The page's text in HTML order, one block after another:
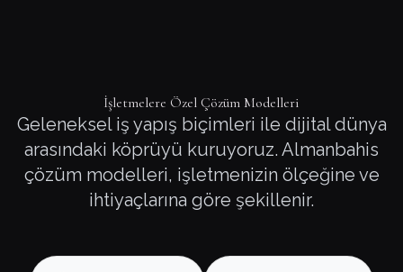
İşletmelere Özel Çözüm Modelleri
Geleneksel iş yapış biçimleri ile dijital dünya
arasındaki köprüyü kuruyoruz. Almanbahis
çözüm modelleri, işletmenizin ölçeğine ve
ihtiyaçlarına göre şekillenir.